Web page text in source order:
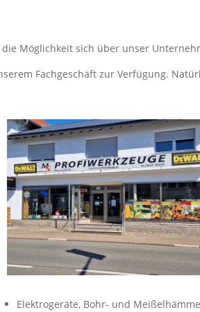
Möglichkeit sich über unser
Fachgeschäft zur Verfügung.
Elektrogeräte, Bohr- und